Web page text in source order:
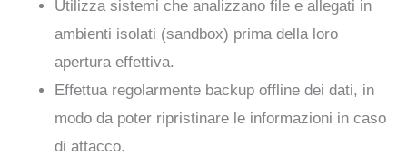
Utilizza sistemi che analizzano file e allegati in
ambienti isolati (sandbox) prima della loro
apertura effettiva.
Effettua regolarmente backup offline dei dati, in
modo da poter ripristinare le informazioni in caso
di attacco.